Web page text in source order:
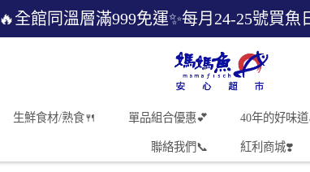
🔥全館同溫層滿999免運✨每月24-25號買
生鮮食材/熟食🍴 單品組合優惠💕 40年的好味
聯絡我們📞 紅利商城❣️